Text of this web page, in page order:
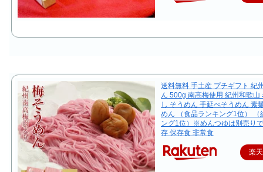
送料無料 手土産 プチギフト 紀
ん 500g 南高梅使用 紀州和歌山
し そうめん 手延べそうめん 素
めん （食品ランキング1位） （
ング1位）※めんつゆは別売り
存 保存食 非常食
楽